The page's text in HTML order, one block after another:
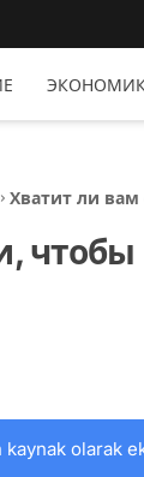
Хватит ли вам
чтобы
kaynak olarak